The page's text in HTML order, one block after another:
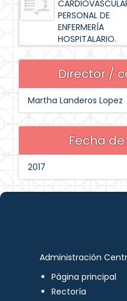
PERSONAL DE
ENFERMERÍA
HOSPITALARIO.
Director /
Martha Landeros Lopez
Fecha
2017
Administración
Página principal
Rectoría